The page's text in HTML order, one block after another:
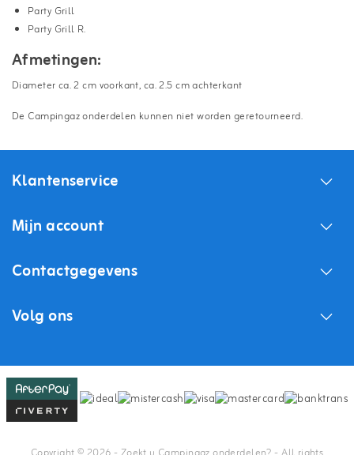
Party Grill
Party Grill R.
Afmetingen:
Diameter ca. 2 cm voorkant, ca. 2.5 cm achterkant
De Campingaz onderdelen kunnen niet worden geretourneerd.
Klantenservice
Mijn account
Contactgegevens
Volg ons